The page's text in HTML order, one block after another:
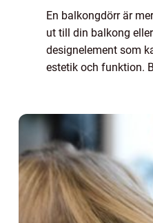
En balkongdörr är
ut till din balkong
designelement som
estetik och funktion.